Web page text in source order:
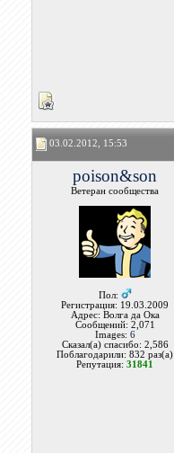
03.02.2012, 15:53
poison&son
Ветеран сообщества
Пол:
Регистрация: 19.03.2009
Адрес: Волга да Ока
Сообщений: 2,071
Images: 6
Сказал(а) спасибо: 2,586
Поблагодарили: 832 раз(а)
Репутация:31841